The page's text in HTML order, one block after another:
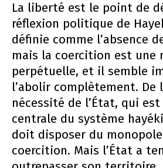
La liberté est le point de
réflexion politique de
définie comme l’absence
mais la coercition est une
perpétuelle, et il semble
l’abolir complètement. De
nécessité de l’État, qui
centrale du système
doit disposer du
coercition. Mais l’État a